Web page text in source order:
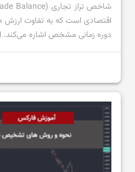
اقتصادی است که به تفاوت ارزش
دوره زمانی مشخص اشاره
کلیدی ایفا می‌کند، زیرا
بگذارد. تراز تجاری مثبت، که به